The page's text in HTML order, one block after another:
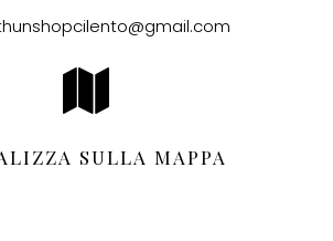
SULLA MAPPA